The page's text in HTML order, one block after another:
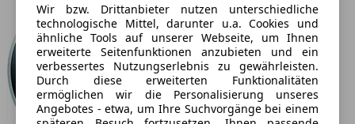
Wir bzw. Drittanbieter nutzen unterschiedliche
technologische Mittel, darunter u.a. Cookies und
ähnliche Tools auf unserer Webseite, um Ihnen
erweiterte Seitenfunktionen anzubieten und ein
verbessertes Nutzungserlebnis zu gewährleisten.
Durch diese erweiterten Funktionalitäten
ermöglichen wir die Personalisierung unseres
Angebotes - etwa, um Ihre Suchvorgänge bei einem